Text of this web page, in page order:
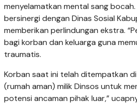
menyelamatkan mental sang
bersinergi dengan Dinas Sosial
memberikan perlindungan ekstra.
bagi korban dan keluarga guna
traumatis.
Korban saat ini telah ditempatkan
(rumah aman) milik Dinsos untuk
potensi ancaman pihak luar,”